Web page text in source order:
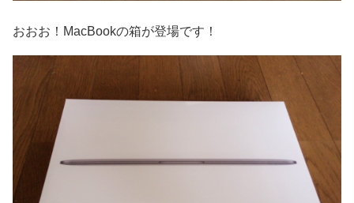
おおお！MacBookの箱が登場です！